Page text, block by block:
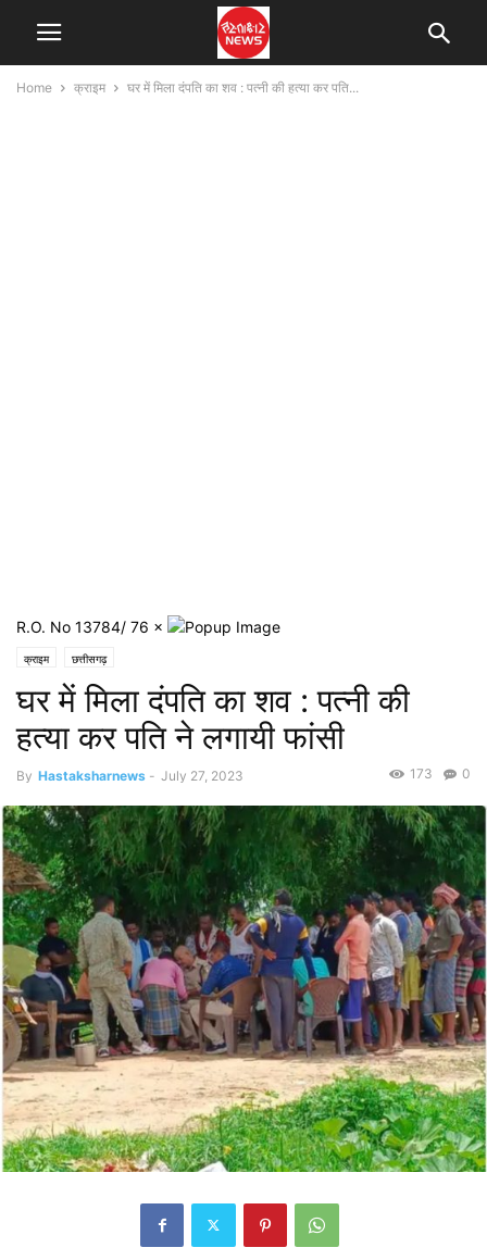
Home क्राइम घर में मिला दंपति का शव : पत्नी की हत्या कर पति...
R.O. No 13784/ 76 ×
क्राइम छत्तीसगढ़
घर में मिला दंपति का शव : पत्नी की
हत्या कर पति ने लगायी फांसी
By Hastaksharnews - July 27, 2023 0
173